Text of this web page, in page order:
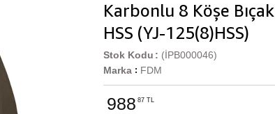
Karbonlu 8 Köşe
HSS (YJ-125(8)HSS)
(İPB000046)
Stok Kodu
Marka : FDM
988 87 TL